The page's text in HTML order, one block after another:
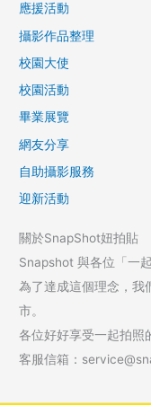
應援活動
攝影作品整理
校園大使
校園活動
畢業展覽
網友分享
自助攝影服務
迎新活動
關於SnapShot妞拍貼
Snapshot 與各位「一
為了達成這個理念，我
市。
各位好好享受一起拍照
客服信箱：